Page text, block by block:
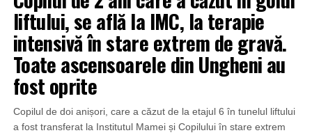
liftului, se află la IMC, la terapie
intensivă în stare extrem de gravă.
Toate ascensoarele din Ungheni au
fost oprite
Copilul de doi anișori, care a căzut de la etajul 6 în tunelul liftului
a fost transferat la Institutul Mamei și Copilului în stare extrem